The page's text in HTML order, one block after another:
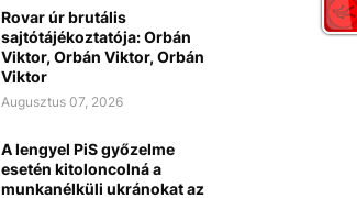
Rovar úr brutális
sajtótájékoztatója: Orbán
Viktor, Orbán Viktor, Orbán
Viktor
Augusztus 07, 2026
A lengyel PiS győzelme
esetén kitoloncolná a
munkanélküli ukránokat az